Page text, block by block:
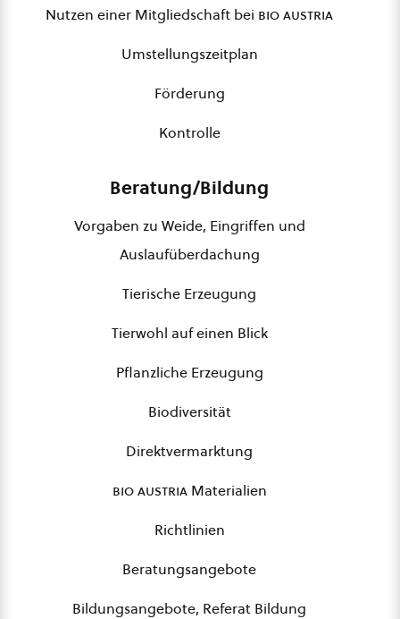
Nutzen einer Mitgliedschaft bei bio austria
Umstellungszeitplan
Förderung
Kontrolle
Beratung/Bildung
Vorgaben zu Weide, Eingriffen und
Auslaufüberdachung
Tierische Erzeugung
Tierwohl auf einen Blick
Pflanzliche Erzeugung
Biodiversität
Direktvermarktung
bio austriaMaterialien
Richtlinien
Beratungsangebote
Bildungsangebote, Referat Bildung